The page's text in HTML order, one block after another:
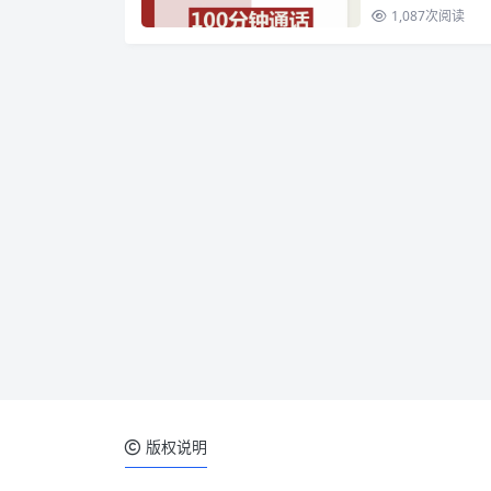
1,087次阅读
版权说明